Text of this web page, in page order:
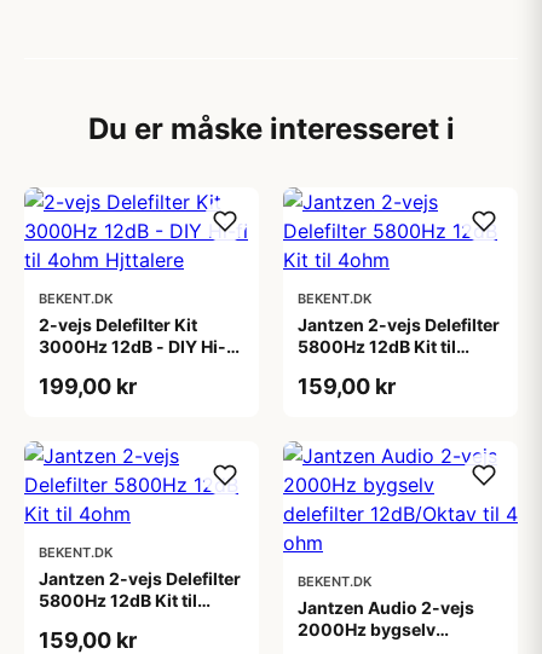
Du er måske interesseret i
BEKENT.DK
2-vejs Delefilter Kit
3000Hz 12dB - DIY Hi-fi
199,00 kr
BEKENT.DK
Jantzen 2-vejs Delefilter
5800Hz 12dB Kit til
159,00 kr
BEKENT.DK
Jantzen 2-vejs Delefilter
5800Hz 12dB Kit til
159,00 kr
BEKENT.DK
Jantzen Audio 2-vejs
2000Hz bygselv